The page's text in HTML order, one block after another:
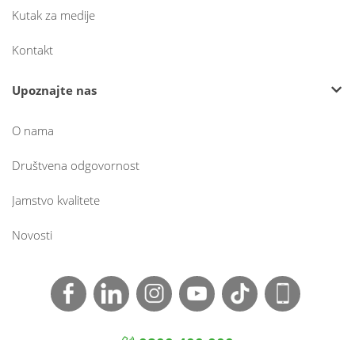
Kutak za medije
Kontakt
Upoznajte nas
O nama
Društvena odgovornost
Jamstvo kvalitete
Novosti